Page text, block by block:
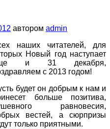
автором admin
наших читателей, для
Новый год наступает
и 31 декабря,
с 2013 годом!
будет он добрым к нам и
больше позитива,
равновесия,
вестей, а сюрпризы
только приятными.